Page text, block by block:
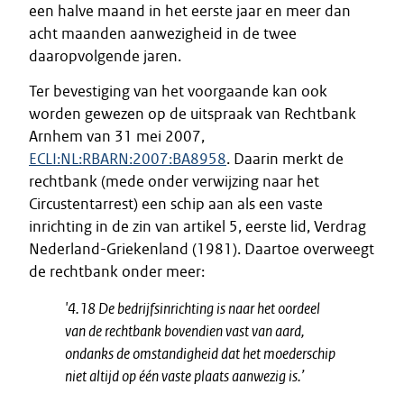
een halve maand in het eerste jaar en meer dan
acht maanden aanwezigheid in de twee
daaropvolgende jaren.
Ter bevestiging van het voorgaande kan ook
worden gewezen op de uitspraak van Rechtbank
Arnhem van 31 mei 2007,
ECLI:NL:RBARN:2007:BA8958. Daarin merkt de
rechtbank (mede onder verwijzing naar het
Circustentarrest) een schip aan als een vaste
inrichting in de zin van artikel 5, eerste lid, Verdrag
Nederland-Griekenland (1981). Daartoe overweegt
de rechtbank onder meer:
'4.18 De bedrijfsinrichting is naar het oordeel
van de rechtbank bovendien vast van aard,
ondanks de omstandigheid dat het moederschip
niet altijd op één vaste plaats aanwezig is.’